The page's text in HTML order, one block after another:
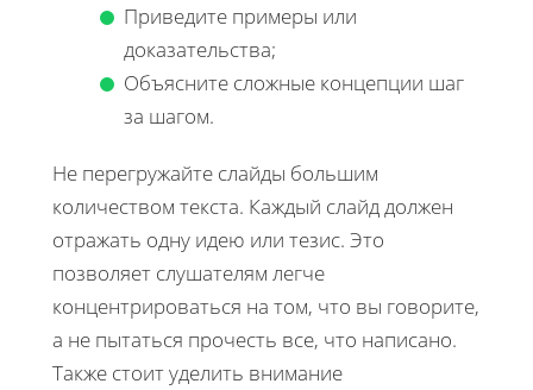
Приведите примеры или
доказательства;
Объясните сложные концепции шаг
за шагом.
Не перегружайте слайды большим
количеством текста. Каждый слайд должен
отражать одну идею или тезис. Это
позволяет слушателям легче
концентрироваться на том, что вы говорите,
а не пытаться прочесть все, что написано.
Также стоит уделить внимание